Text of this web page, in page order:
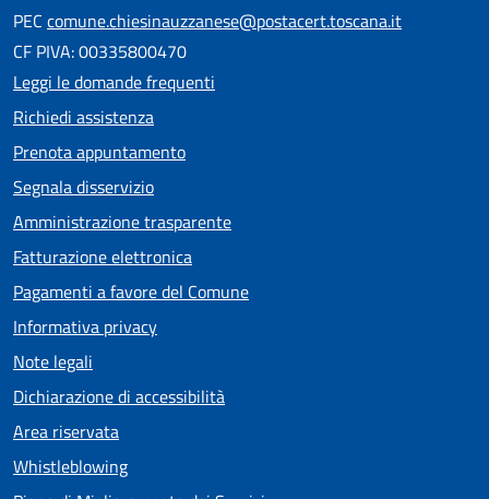
PEC comune.chiesinauzzanese@postacert.toscana.it
CF PIVA: 00335800470
Leggi le domande frequenti
Richiedi assistenza
Prenota appuntamento
Segnala disservizio
Amministrazione trasparente
Fatturazione elettronica
Pagamenti a favore del Comune
Informativa privacy
Note legali
Dichiarazione di accessibilità
Area riservata
Whistleblowing